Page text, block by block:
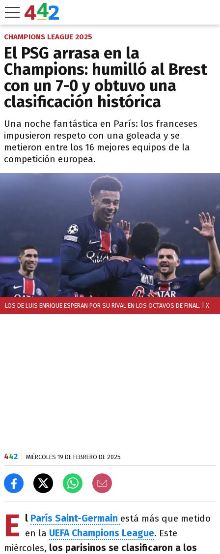
CHAMPIONS LEAGUE 2025
El PSG arrasa en la
Champions: humilló al Brest
con un 7-0 y obtuvo una
clasificación histórica
Una noche fantástica en París: los franceses
impusieron respeto con una goleada y se
metieron entre los 16 mejores equipos de la
competición europea.
LOS DE LUIS ENRIQUE ESPERAN POR SU RIVAL EN LOS OCTAVOS DE FINAL. | X
442 MIÉRCOLES 19 DE FEBRERO DE 2025
E l París Saint-Germain está más que metido
en la UEFA Champions League. Este
miércoles, los parisinos se clasificaron a los